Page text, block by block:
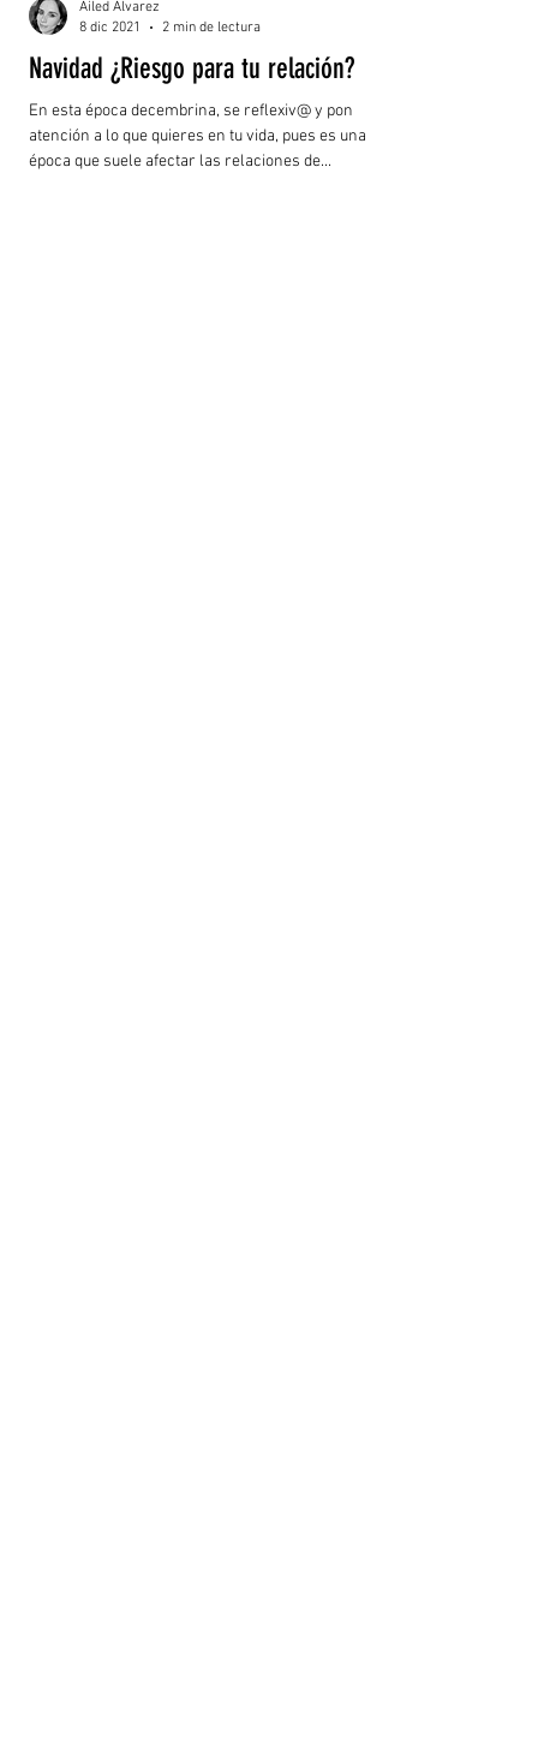
Navidad ¿Riesgo para tu relación?
En esta época decembrina, se reflexiv@ y pon
atención a lo que quieres en tu vida, pues es una
época que suele afectar las relaciones de...
Ailed Álvarez
8 dic 2021
2 min de lectura